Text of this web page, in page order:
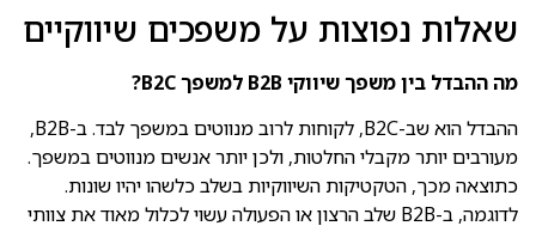
שאלות נפוצות על משפכים שיווקיים
מה ההבדל בין משפך שיווקי B2B למשפך B2C?
ההבדל הוא שב-B2C, לקוחות לרוב מנווטים במשפך לבד. ב-B2B,
מעורבים יותר מקבלי החלטות, ולכן יותר אנשים מנווטים במשפך.
כתוצאה מכך, הטקטיקות השיווקיות בשלב כלשהו יהיו שונות.
לדוגמה, ב-B2B שלב הרצון או הפעולה עשוי לכלול מאוד את צוותי